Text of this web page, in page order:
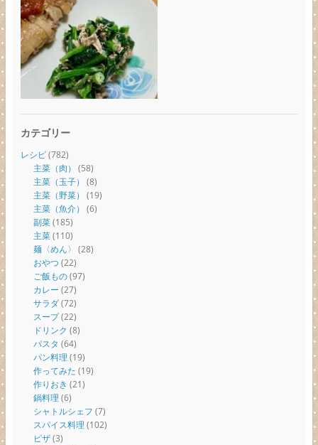
カテゴリー
レシピ(782)
主菜（肉） (58)
主菜（玉子） (8)
主菜（野菜） (19)
主菜（魚介） (6)
副菜(185)
主菜(110)
麺〈めん〉 (28)
おやつ (22)
ご飯もの(97)
カレー (27)
サラダ(72)
スープ(22)
ドリンク (8)
パスタ (64)
パン料理 (19)
作ってみた (19)
作りおき (21)
鍋料理 (6)
シャトルシェフ (7)
スパイス料理 (102)
ピザ(3)